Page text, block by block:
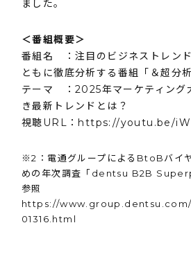
ました。
＜番組概要＞
番組名 ：注目のビジネストレン
ともに徹底分析する番組「＆超分析
テーマ ：2025年マーケティング
き最新トレンドとは？
視聴URL： https://youtu.be/
※2：電通グループによるBtoBバイ
めの年次調査「dentsu B2B
参照
https://
01316.html